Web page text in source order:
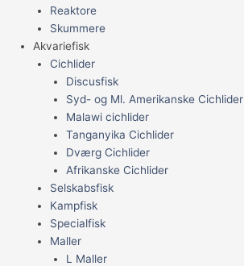
Reaktore
Skummere
Akvariefisk
Cichlider
Discusfisk
Syd- og Ml. Amerikanske Cichlider
Malawi cichlider
Tanganyika Cichlider
Dværg Cichlider
Afrikanske Cichlider
Selskabsfisk
Kampfisk
Specialfisk
Maller
L Maller